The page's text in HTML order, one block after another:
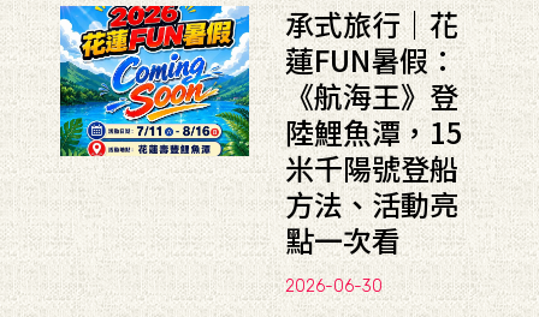
承式旅行｜花
蓮FUN暑假：
《航海王》登
陸鯉魚潭，15
米千陽號登船
方法、活動亮
點一次看
2026-06-30